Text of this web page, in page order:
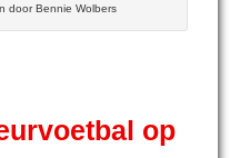
door Bennie Wolbers
op